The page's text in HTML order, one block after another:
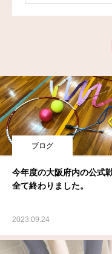
ブログ
今年度の大阪府内の公式
全て終わりました。
2023.09.24